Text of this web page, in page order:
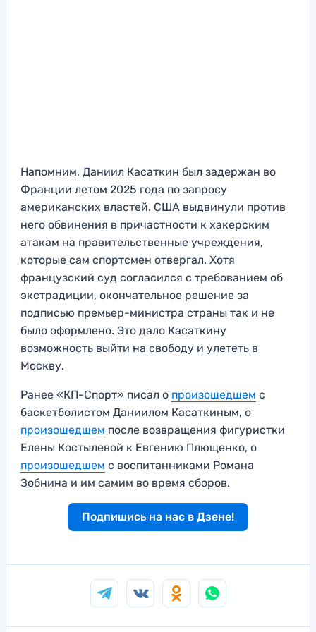
Напомним, Даниил Касаткин был задержан во
Франции летом 2025 года по запросу
американских властей. США выдвинули против
него обвинения в причастности к хакерским
атакам на правительственные учреждения,
которые сам спортсмен отвергал. Хотя
французский суд согласился с требованием об
экстрадиции, окончательное решение за
подписью премьер-министра страны так и не
было оформлено. Это дало Касаткину
возможность выйти на свободу и улететь в
Москву.
Ранее «КП-Спорт» писал о произошедшем с
баскетболистом Даниилом Касаткиным, о
произошедшем после возвращения фигуристки
Елены Костылевой к Евгению Плющенко, о
произошедшем с воспитанниками Романа
Зобнина и им самим во время сборов.
Подпишись на нас в Дзене!